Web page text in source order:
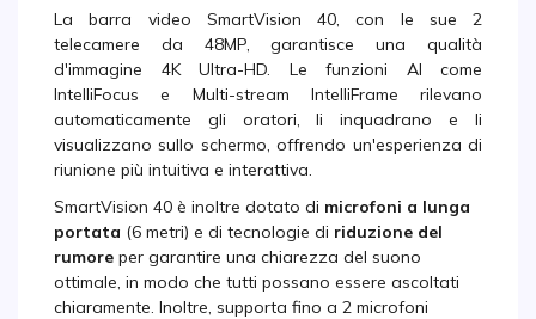
La barra video SmartVision 40, con le sue 2
telecamere da 48MP, garantisce una qualità
d'immagine 4K Ultra-HD. Le funzioni AI come
IntelliFocus e Multi-stream IntelliFrame rilevano
automaticamente gli oratori, li inquadrano e li
visualizzano sullo schermo, offrendo un'esperienza di
riunione più intuitiva e interattiva.
SmartVision 40 è inoltre dotato di microfoni a lunga
portata (6 metri) e di tecnologie di riduzione del
rumore per garantire una chiarezza del suono
ottimale, in modo che tutti possano essere ascoltati
chiaramente. Inoltre, supporta fino a 2 microfoni